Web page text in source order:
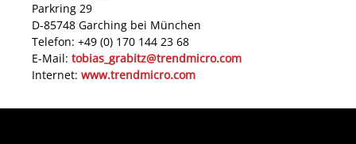
Parkring 29
D-85748 Garching bei München
Telefon: +49 (0) 170 144 23 68
E-Mail: tobias_grabitz@trendmicro.com
Internet: www.trendmicro.com